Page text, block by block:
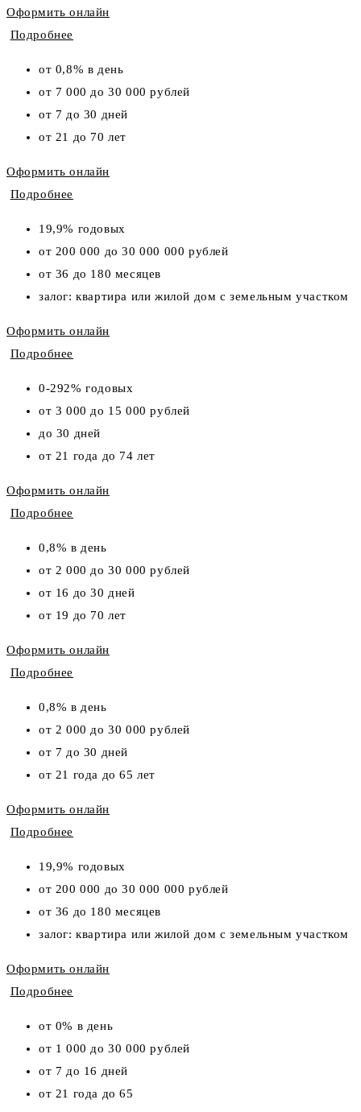
Оформить онлайн
Подробнее
от 0,8% в день
от 7 000 до 30 000 рублей
от 7 до 30 дней
от 21 до 70 лет
Оформить онлайн
Подробнее
19,9% годовых
от 200 000 до 30 000 000 рублей
от 36 до 180 месяцев
залог: квартира или жилой дом с земельным участком
Оформить онлайн
Подробнее
0-292% годовых
от 3 000 до 15 000 рублей
до 30 дней
от 21 года до 74 лет
Оформить онлайн
Подробнее
0,8% в день
от 2 000 до 30 000 рублей
от 16 до 30 дней
от 19 до 70 лет
Оформить онлайн
Подробнее
0,8% в день
от 2 000 до 30 000 рублей
от 7 до 30 дней
от 21 года до 65 лет
Оформить онлайн
Подробнее
19,9% годовых
от 200 000 до 30 000 000 рублей
от 36 до 180 месяцев
залог: квартира или жилой дом с земельным участком
Оформить онлайн
Подробнее
от 0% в день
от 1 000 до 30 000 рублей
от 7 до 16 дней
от 21 года до 65